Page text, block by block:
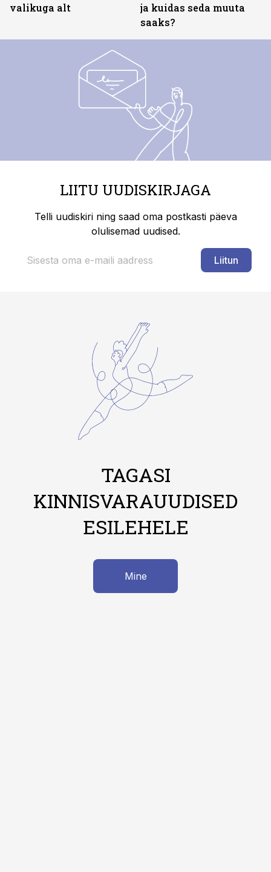
valikuga alt
ja kuidas seda muuta
saaks?
LIITU UUDISKIRJAGA
Telli uudiskiri ning saad oma postkasti päeva
olulisemad uudised.
Liitun
TAGASI
KINNISVARAUUDISED
ESILEHELE
Mine